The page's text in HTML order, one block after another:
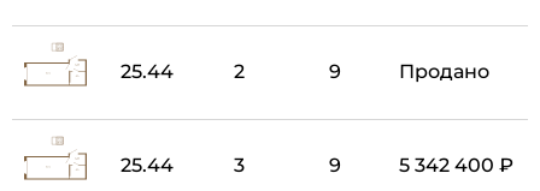
25.44 2 9 Продано
25.44 3 9 5 342 400 ₽